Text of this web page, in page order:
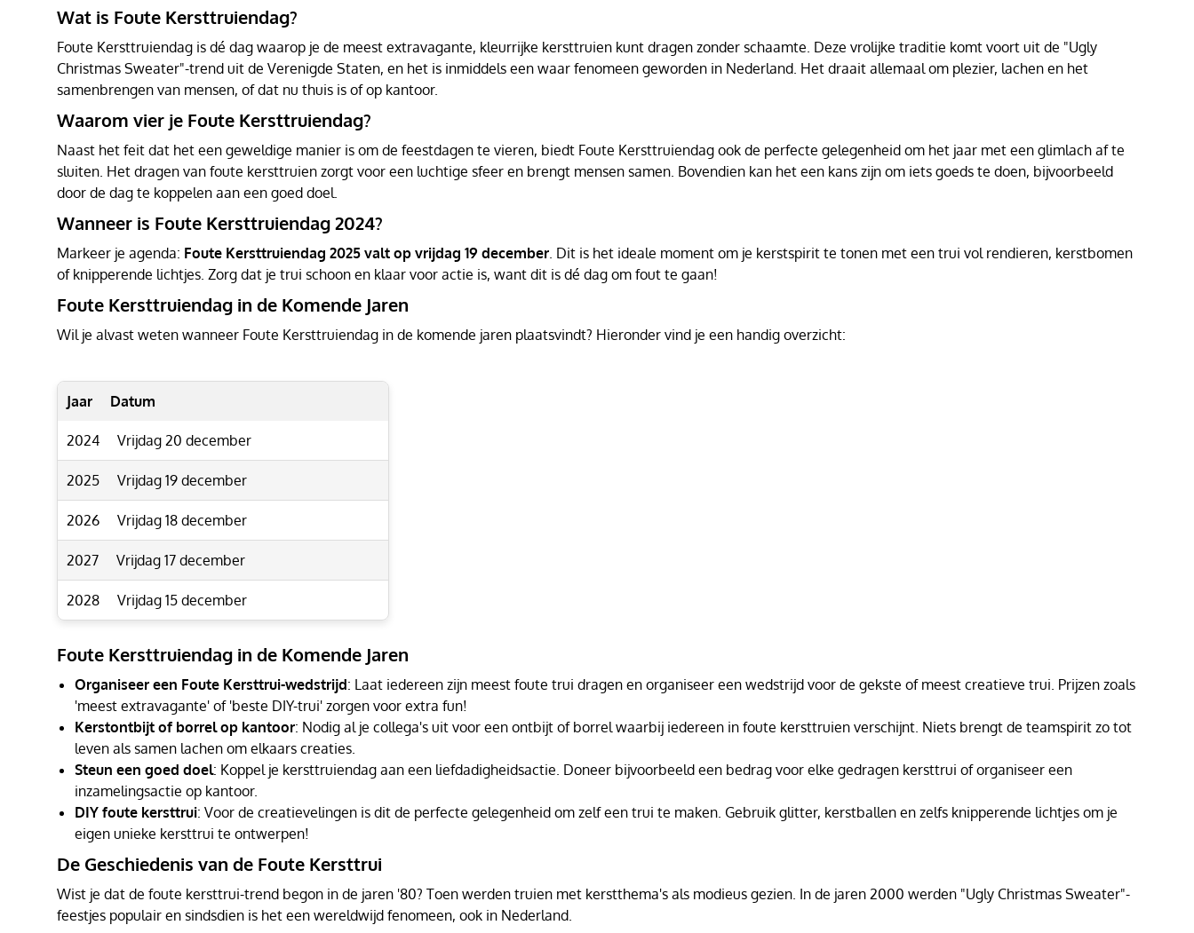
Wat is Foute Kersttruiendag?
Foute Kersttruiendag is dé dag waarop je de meest extravagante, kleurrijke kersttruien kunt dragen zonder schaamte. Deze vrolijke traditie komt voort uit de "Ugly
Christmas Sweater"-trend uit de Verenigde Staten, en het is inmiddels een waar fenomeen geworden in Nederland. Het draait allemaal om plezier, lachen en het
samenbrengen van mensen, of dat nu thuis is of op kantoor.
Waarom vier je Foute Kersttruiendag?
Naast het feit dat het een geweldige manier is om de feestdagen te vieren, biedt Foute Kersttruiendag ook de perfecte gelegenheid om het jaar met een glimlach af te
sluiten. Het dragen van foute kersttruien zorgt voor een luchtige sfeer en brengt mensen samen. Bovendien kan het een kans zijn om iets goeds te doen, bijvoorbeeld
door de dag te koppelen aan een goed doel.
Wanneer is Foute Kersttruiendag 2024?
Markeer je agenda: Foute Kersttruiendag 2025 valt op vrijdag 19 december. Dit is het ideale moment om je kerstspirit te tonen met een trui vol rendieren, kerstbomen
of knipperende lichtjes. Zorg dat je trui schoon en klaar voor actie is, want dit is dé dag om fout te gaan!
Foute Kersttruiendag in de Komende Jaren
Wil je alvast weten wanneer Foute Kersttruiendag in de komende jaren plaatsvindt? Hieronder vind je een handig overzicht:
Jaar Datum
2024 Vrijdag 20 december
2025 Vrijdag 19 december
2026 Vrijdag 18 december
2027 Vrijdag 17 december
2028 Vrijdag 15 december
Foute Kersttruiendag in de Komende Jaren
Organiseer een Foute Kersttrui-wedstrijd: Laat iedereen zijn meest foute trui dragen en organiseer een wedstrijd voor de gekste of meest creatieve trui. Prijzen zoals
'meest extravagante' of 'beste DIY-trui' zorgen voor extra fun!
Kerstontbijt of borrel op kantoor: Nodig al je collega's uit voor een ontbijt of borrel waarbij iedereen in foute kersttruien verschijnt. Niets brengt de teamspirit zo tot
leven als samen lachen om elkaars creaties.
Steun een goed doel: Koppel je kersttruiendag aan een liefdadigheidsactie. Doneer bijvoorbeeld een bedrag voor elke gedragen kersttrui of organiseer een
inzamelingsactie op kantoor.
DIY foute kersttrui: Voor de creatievelingen is dit de perfecte gelegenheid om zelf een trui te maken. Gebruik glitter, kerstballen en zelfs knipperende lichtjes om je
eigen unieke kersttrui te ontwerpen!
De Geschiedenis van de Foute Kersttrui
Wist je dat de foute kersttrui-trend begon in de jaren '80? Toen werden truien met kerstthema's als modieus gezien. In de jaren 2000 werden "Ugly Christmas Sweater"-
feestjes populair en sindsdien is het een wereldwijd fenomeen, ook in Nederland.